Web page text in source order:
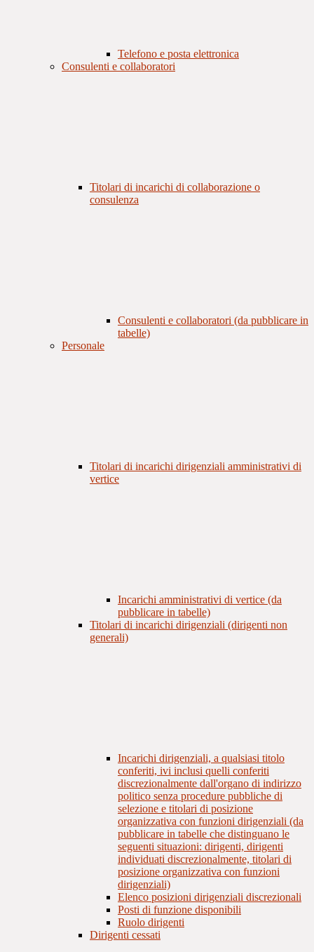
Telefono e posta elettronica
Consulenti e collaboratori
Titolari di incarichi di collaborazione o
consulenza
Consulenti e collaboratori (da pubblicare in
tabelle)
Personale
Titolari di incarichi dirigenziali amministrativi di
vertice
Incarichi amministrativi di vertice (da
pubblicare in tabelle)
Titolari di incarichi dirigenziali (dirigenti non
generali)
Incarichi dirigenziali, a qualsiasi titolo
conferiti, ivi inclusi quelli conferiti
discrezionalmente dall'organo di indirizzo
politico senza procedure pubbliche di
selezione e titolari di posizione
organizzativa con funzioni dirigenziali (da
pubblicare in tabelle che distinguano le
seguenti situazioni: dirigenti, dirigenti
individuati discrezionalmente, titolari di
posizione organizzativa con funzioni
dirigenziali)
Elenco posizioni dirigenziali discrezionali
Posti di funzione disponibili
Ruolo dirigenti
Dirigenti cessati